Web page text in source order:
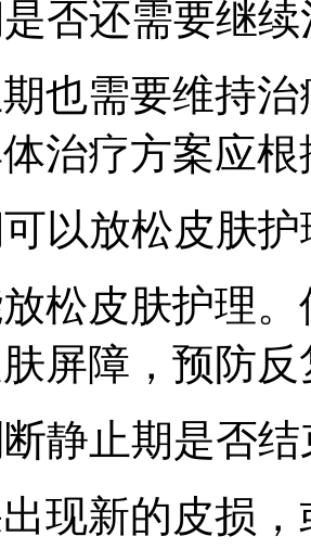
否还需要继
也需要维持
治疗方案应
以放松皮肤
松皮肤护理
屏障，预防反
静止期是否
现新的皮损